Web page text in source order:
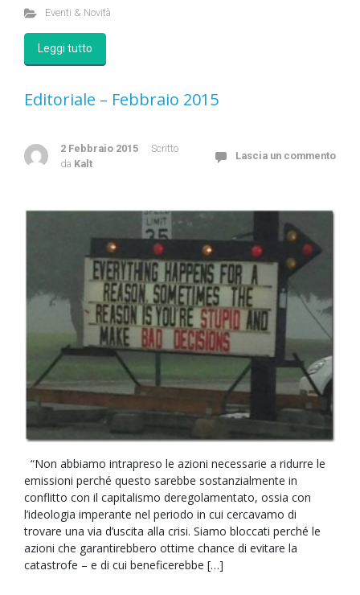
Eventi & Novità
Leggi tutto
Editoriale – Febbraio 2015
2 Febbraio 2015
Scritto
da Kalt
Lascia un commento
“Non abbiamo intrapreso le azioni necessarie a ridurre le
emissioni perché questo sarebbe sostanzialmente in
conflitto con il capitalismo deregolamentato, ossia con
l’ideologia imperante nel periodo in cui cercavamo di
trovare una via d’uscita alla crisi. Siamo bloccati perché le
azioni che garantirebbero ottime chance di evitare la
catastrofe – e di cui beneficerebbe […]